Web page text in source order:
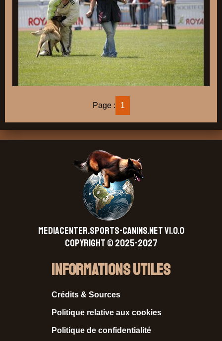
Page : 1
MEDIACENTER.SPORTS-CANINS.NET V1.0.0
Copyright © 2025-2027
Informations Utiles
Crédits & Sources
Politique relative aux cookies
Politique de confidentialité